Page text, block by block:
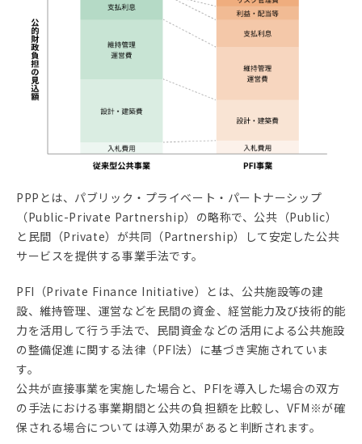
PPPとは、パブリック・プライベート・パートナーシップ
（Public-Private Partnership）の略称で、公共（Public）
と民間（Private）が共同（Partnership）して安定した公共
サービスを提供する事業手法です。
PFI（Private Finance Initiative）とは、公共施設等の建
設、維持管理、運営などを民間の資金、経営能力及び技術的能
力を活用して行う手法で、民間資金などの活用による公共施設
の整備促進に関する法律（PFI法）に基づき実施されていま
す。
公共が直接事業を実施した場合と、PFIを導入した場合の双方
の手法における事業期間と公共の負担額を比較し、VFM※が確
保される場合については導入効果があると判断されます。